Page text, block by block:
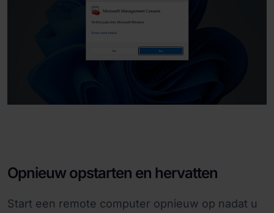
Opnieuw opstarten en hervatten
Start een remote computer opnieuw op nadat u